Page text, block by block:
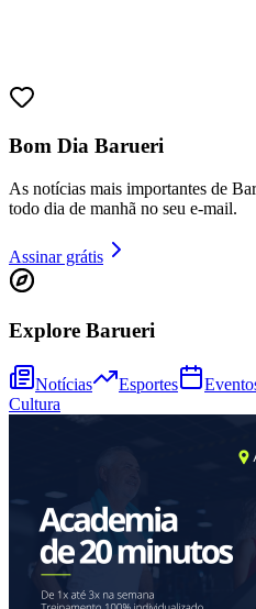
Bom Dia Barueri
As notícias mais importantes de
todo dia de manhã no seu e-mail.
Assinar grátis
Explore Barueri
Notícias Esportes
Cultura